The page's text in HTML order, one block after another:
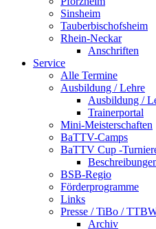
Sinsheim
Tauberbischofsheim
Rhein-Neckar
Anschriften
Service
Alle Termine
Ausbildung / Lehre
Ausbildung /
Trainerportal
Mini-Meisterschaften
BaTTV-Camps
BaTTV Cup -
BSB-Regio
Förderprogramme
Links
Presse / TiBo /
Archiv